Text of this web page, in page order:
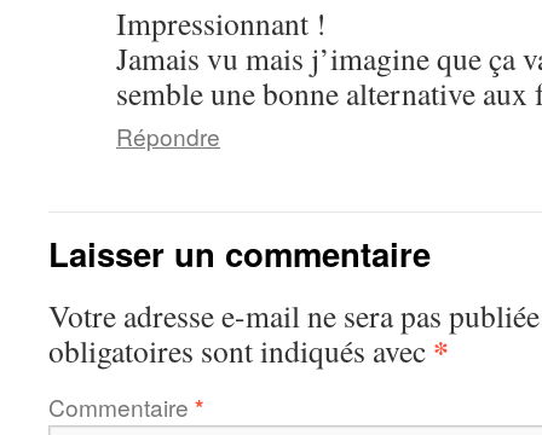
Impressionnant !
Jamais vu mais j’imagine que ça
semble une bonne alternative aux
Répondre
Laisser un commentaire
Votre adresse e-mail ne sera pas
obligatoires sont indiqués avec *
Commentaire *